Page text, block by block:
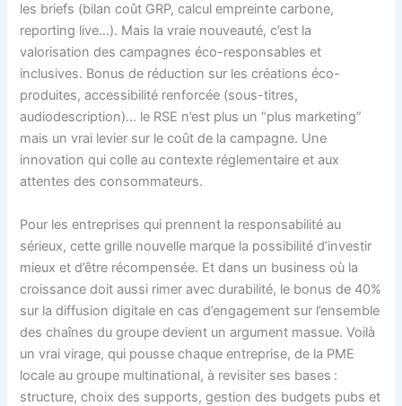
les briefs (bilan coût GRP, calcul empreinte carbone,
reporting live…). Mais la vraie nouveauté, c’est la
valorisation des campagnes éco-responsables et
inclusives. Bonus de réduction sur les créations éco-
produites, accessibilité renforcée (sous-titres,
audiodescription)… le RSE n’est plus un “plus marketing”
mais un vrai levier sur le coût de la campagne. Une
innovation qui colle au contexte réglementaire et aux
attentes des consommateurs.
Pour les entreprises qui prennent la responsabilité au
sérieux, cette grille nouvelle marque la possibilité d’investir
mieux et d’être récompensée. Et dans un business où la
croissance doit aussi rimer avec durabilité, le bonus de 40%
sur la diffusion digitale en cas d’engagement sur l’ensemble
des chaînes du groupe devient un argument massue. Voilà
un vrai virage, qui pousse chaque entreprise, de la PME
locale au groupe multinational, à revisiter ses bases :
structure, choix des supports, gestion des budgets pubs et